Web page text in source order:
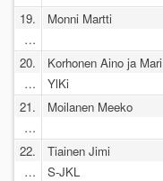
19.
…
Monni Martti
20.
…
Korhonen Aino ja Mari
YlKi
21.
…
Moilanen Meeko
22.
…
Tiainen Jimi
S-JKL